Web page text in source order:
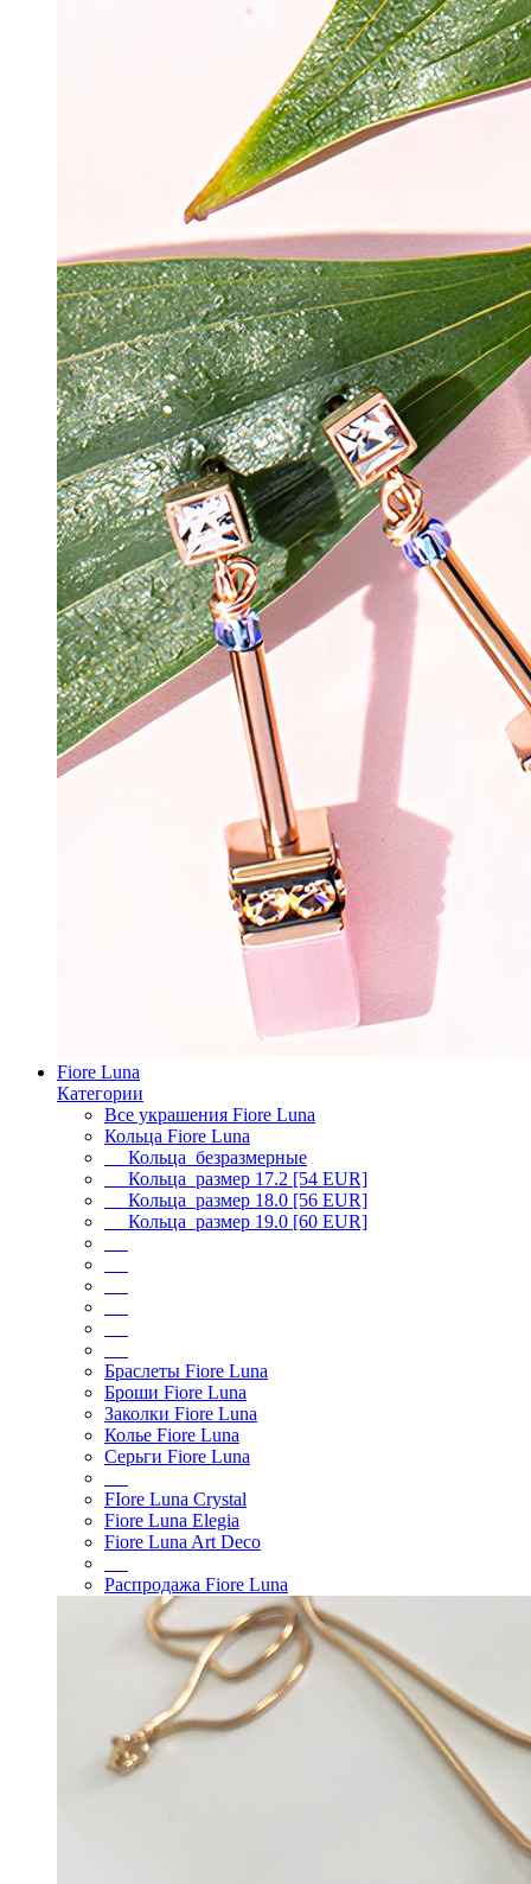
Fiore Luna
Категории
Все украшения Fiore Luna
Кольца Fiore Luna
Кольца безразмерные
Кольца размер 17.2 [54 EUR]
Кольца размер 18.0 [56 EUR]
Кольца размер 19.0 [60 EUR]
Браслеты Fiore Luna
Броши Fiore Luna
Заколки Fiore Luna
Колье Fiore Luna
Серьги Fiore Luna
FIore Luna Crystal
Fiore Luna Elegia
Fiore Luna Art Deco
Распродажа Fiore Luna